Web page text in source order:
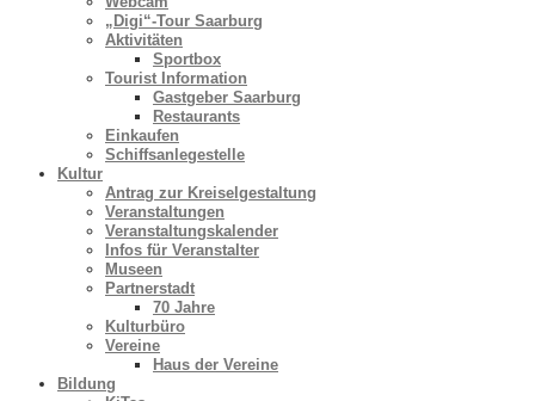
„Digi“-Tour Saarburg
Aktivitäten
Sportbox
Tourist Information
Gastgeber Saarburg
Restaurants
Einkaufen
Schiffsanlegestelle
Kultur
Antrag zur Kreiselgestaltung
Veranstaltungen
Veranstaltungskalender
Infos für Veranstalter
Museen
Partnerstadt
70 Jahre
Kulturbüro
Vereine
Haus der Vereine
Bildung